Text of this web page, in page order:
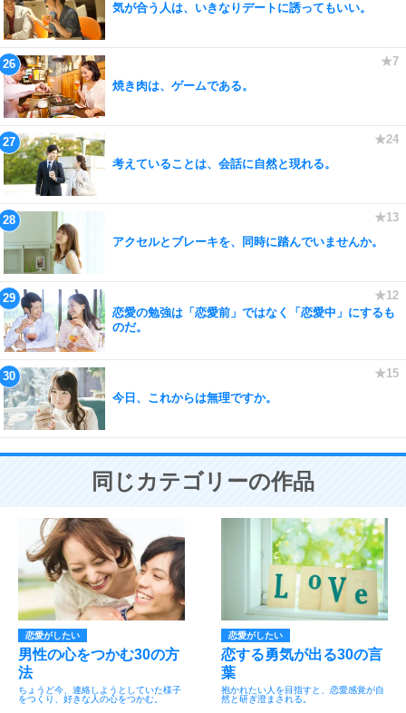
気が合う人は、いきなりデートに誘ってもいい。
焼き肉は、ゲームである。
考えていることは、会話に自然と現れる。
アクセルとブレーキを、同時に踏んでいませんか。
恋愛の勉強は「恋愛前」ではなく「恋愛中」にするも
のだ。
今日、これからは無理ですか。
同じカテゴリーの作品
恋愛がしたい
男性の心をつかむ30の方
法
ちょうど今、連絡しようとしていた様子
をつくり、好きな人の心をつかむ。
恋愛がしたい
恋する勇気が出る30の言
葉
抱かれたい人を目指すと、恋愛感覚が自
然と研ぎ澄まされる。